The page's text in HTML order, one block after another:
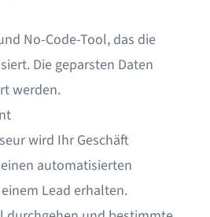
No-Code-Tool, das die
Die geparsten Daten
werden.
wird Ihr Geschäft
automatisierten
Lead erhalten.